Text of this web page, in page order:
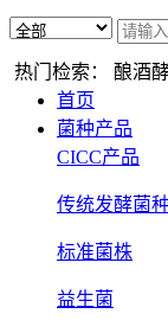
热门检索： 酿酒
首页
菌种产品
CICC产品
传统发酵菌种
标准菌株
益生菌